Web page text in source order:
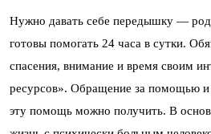
Нужно давать себе передышку —
готовы помогать 24 часа в сутки.
спасения, внимание и время своим
ресурсов». Обращение за помощью
эту помощь можно получить. В